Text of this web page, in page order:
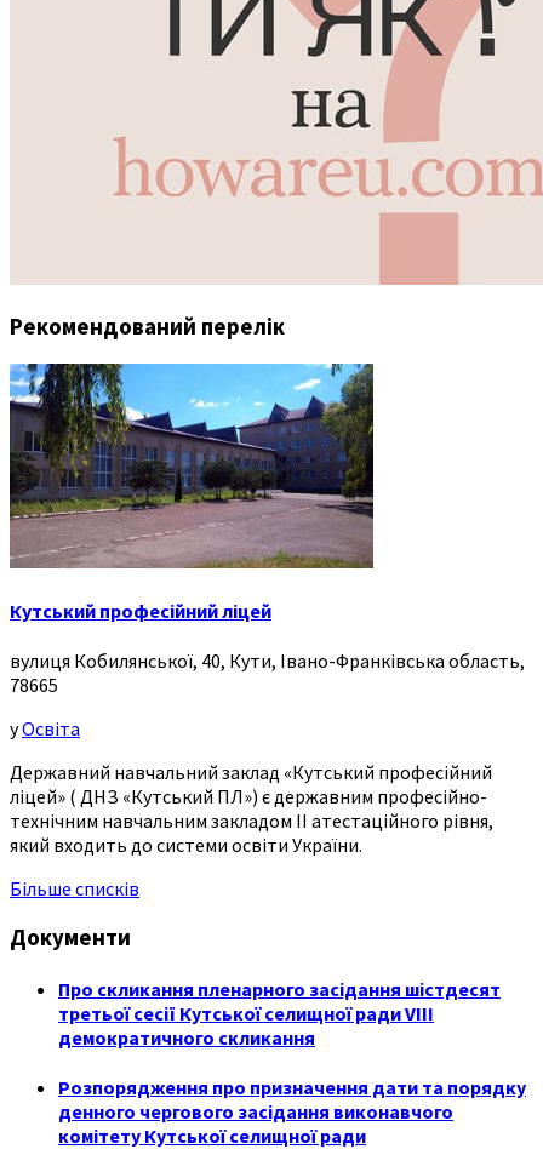
Рекомендований перелік
Кутський професійний ліцей
вулиця Кобилянської, 40, Кути, Івано-Франківська область,
78665
уОсвіта
Державний навчальний заклад «Кутський професійний
ліцей» ( ДНЗ «Кутський ПЛ») є державним професійно-
технічним навчальним закладом ІІ атестаційного рівня,
який входить до системи освіти України.
Більше списків
Документи
Про скликання пленарного засідання шістдесят
третьої сесії Кутської селищної ради VIII
демократичного скликання
Розпорядження про призначення дати та порядку
денного чергового засідання виконавчого
комітету Кутської селищної ради